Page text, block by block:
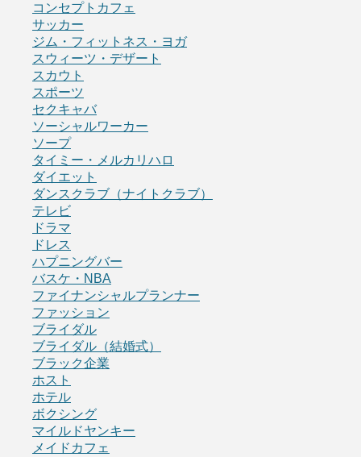
コンセプトカフェ
サッカー
ジム・フィットネス・ヨガ
スウィーツ・デザート
スカウト
スポーツ
セクキャバ
ソーシャルワーカー
ソープ
タイミー・メルカリハロ
ダイエット
ダンスクラブ（ナイトクラブ）
テレビ
ドラマ
ドレス
ハプニングバー
バスケ・NBA
ファイナンシャルプランナー
ファッション
ブライダル
ブライダル（結婚式）
ブラック企業
ホスト
ホテル
ボクシング
マイルドヤンキー
メイドカフェ